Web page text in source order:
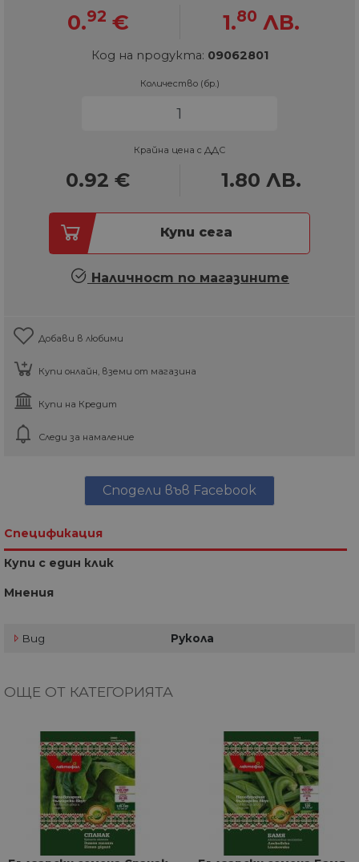
0.92 € 1.80 ЛВ.
Код на продукта: 09062801
Количество (бр.)
Крайна цена с ДДС
0.92 € 1.80 ЛВ.
Купи сега
Наличност по магазините
Добави в любими
Купи онлайн, вземи от магазина
Купи на Кредит
Следи за намаление
Сподели във Facebook
Спецификация
Купи с един клик
Мнения
Вид Рукола
ОЩЕ ОТ КАТЕГОРИЯТА